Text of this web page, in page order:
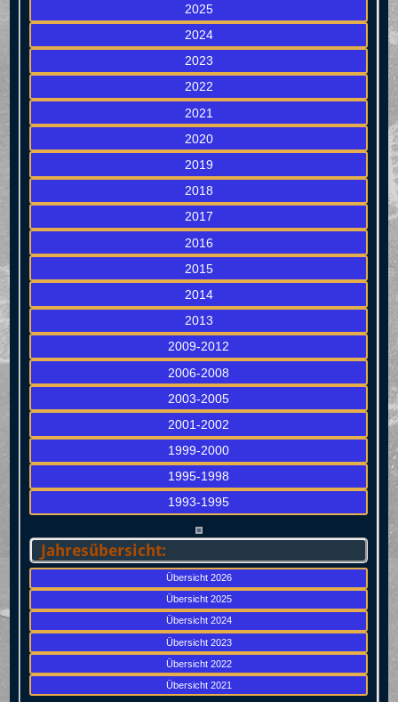
2025
2024
2023
2022
2021
2020
2019
2018
2017
2016
2015
2014
2013
2009-2012
2006-2008
2003-2005
2001-2002
1999-2000
1995-1998
1993-1995
Jahresübersicht:
Übersicht 2026
Übersicht 2025
Übersicht 2024
Übersicht 2023
Übersicht 2022
Übersicht 2021